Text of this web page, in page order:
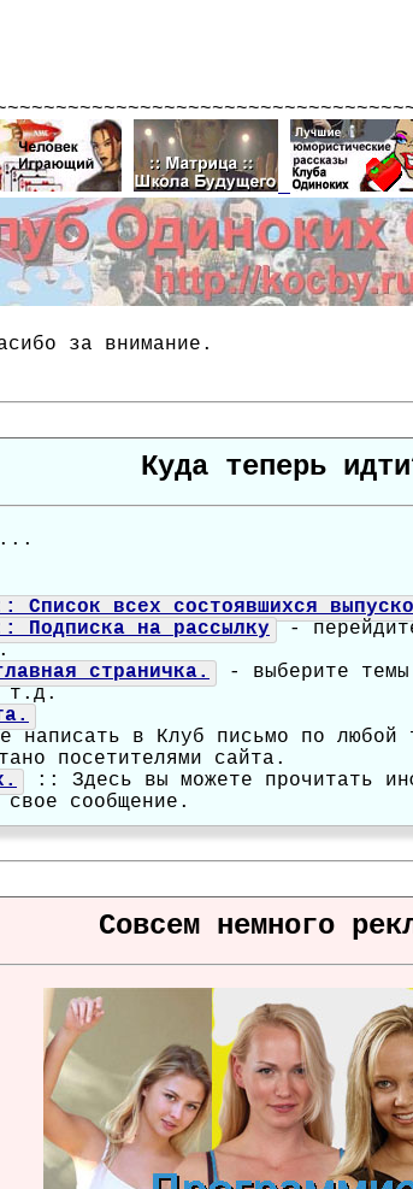
за внимание.
Куда теперь
Список всех состоявшихся
Подписка на рассылку -
страничка.
- выберите
т.д.
в Клуб письмо по любой
посетителями сайта.
:: Здесь вы можете прочитать
сообщение.
Совсем немного